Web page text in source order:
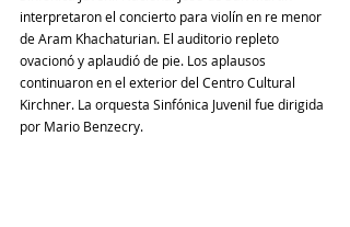
interpretaron el concierto para violín en re menor
de Aram Khachaturian. El auditorio repleto
ovacionó y aplaudió de pie. Los aplausos
continuaron en el exterior del Centro Cultural
Kirchner. La orquesta Sinfónica Juvenil fue dirigida
por Mario Benzecry.